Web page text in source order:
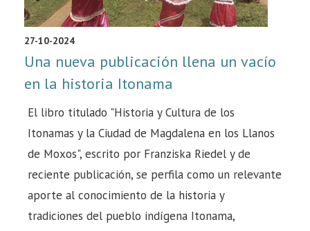
27-10-2024
Una nueva publicación llena un vacío
en la historia Itonama
El libro titulado "Historia y Cultura de los
Itonamas y la Ciudad de Magdalena en los Llanos
de Moxos", escrito por Franziska Riedel y de
reciente publicación, se perfila como un relevante
aporte al conocimiento de la historia y
tradiciones del pueblo indígena Itonama,